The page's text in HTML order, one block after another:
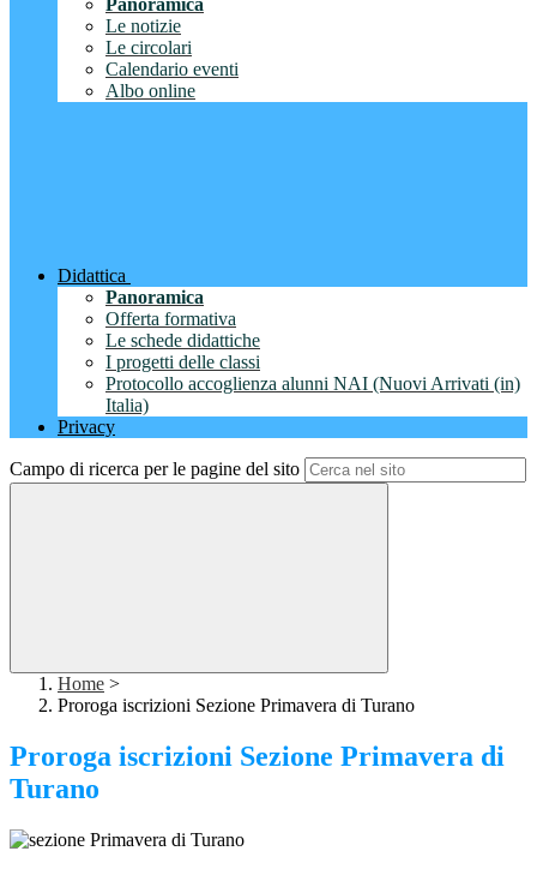
Panoramica
Le notizie
Le circolari
Calendario eventi
Albo online
Didattica
Panoramica
Offerta formativa
Le schede didattiche
I progetti delle classi
Protocollo accoglienza alunni NAI (Nuovi Arrivati (in)
Italia)
Privacy
Campo di ricerca per le pagine del sito
Home >
Proroga iscrizioni Sezione Primavera di Turano
Proroga iscrizioni Sezione Primavera di
Turano